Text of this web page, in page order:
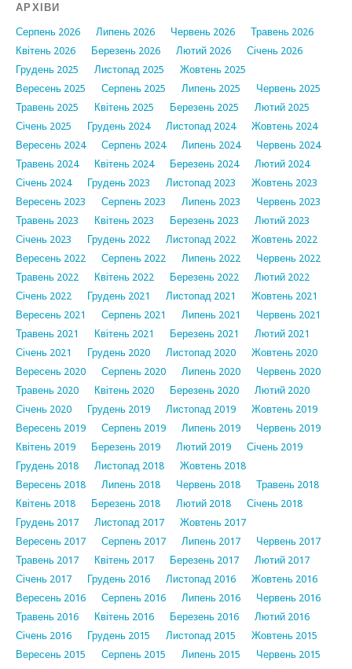
АРХІВИ
Серпень 2026 Липень 2026 Червень 2026
Травень 2026
Квітень 2026
Березень 2026 Лютий 2026
Січень 2026
Грудень 2025
Листопад 2025
Жовтень 2025
Вересень 2025
Серпень 2025 Липень 2025
Червень 2025
Травень 2025
Квітень 2025 Березень 2025
Лютий 2025
Січень 2025
Грудень 2024 Листопад 2024
Жовтень 2024
Вересень 2024
Серпень 2024 Липень 2024
Червень 2024
Травень 2024
Квітень 2024 Березень 2024
Лютий 2024
Січень 2024
Грудень 2023 Листопад 2023
Жовтень 2023
Вересень 2023
Серпень 2023 Липень 2023
Червень 2023
Травень 2023
Квітень 2023 Березень 2023
Лютий 2023
Січень 2023
Грудень 2022 Листопад 2022
Жовтень 2022
Вересень 2022
Серпень 2022 Липень 2022
Червень 2022
Травень 2022
Квітень 2022 Березень 2022
Лютий 2022
Січень 2022
Грудень 2021 Листопад 2021
Жовтень 2021
Вересень 2021
Серпень 2021 Липень 2021
Червень 2021
Травень 2021
Квітень 2021 Березень 2021
Лютий 2021
Січень 2021
Грудень 2020 Листопад 2020
Жовтень 2020
Вересень 2020
Серпень 2020 Липень 2020
Червень 2020
Травень 2020
Квітень 2020 Березень 2020
Лютий 2020
Січень 2020
Грудень 2019 Листопад 2019
Жовтень 2019
Вересень 2019
Серпень 2019 Липень 2019
Червень 2019
Квітень 2019
Березень 2019 Лютий 2019
Січень 2019
Грудень 2018
Листопад 2018
Жовтень 2018
Вересень 2018
Липень 2018 Червень 2018
Травень 2018
Квітень 2018
Березень 2018 Лютий 2018
Січень 2018
Грудень 2017
Листопад 2017
Жовтень 2017
Вересень 2017
Серпень 2017 Липень 2017
Червень 2017
Травень 2017
Квітень 2017 Березень 2017
Лютий 2017
Січень 2017
Грудень 2016 Листопад 2016
Жовтень 2016
Вересень 2016
Серпень 2016 Липень 2016
Червень 2016
Травень 2016
Квітень 2016 Березень 2016
Лютий 2016
Січень 2016
Грудень 2015 Листопад 2015
Жовтень 2015
Вересень 2015
Серпень 2015 Липень 2015
Червень 2015